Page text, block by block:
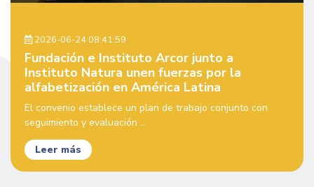
2026-06-24 08:41:59
Fundación e Instituto Arcor junto a
Instituto Natura unen fuerzas por la
alfabetización en América Latina
El convenio establece un plan de trabajo conjunto con
seguimiento y evaluación ...
Leer más